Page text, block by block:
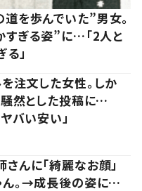
を歩んでいた”男女。
ぎる姿”に…「2人と
」
注文した女性。しか
騒然とした投稿に…
バい安い」
んに「綺麗なお顔」
ん。→成長後の姿に…